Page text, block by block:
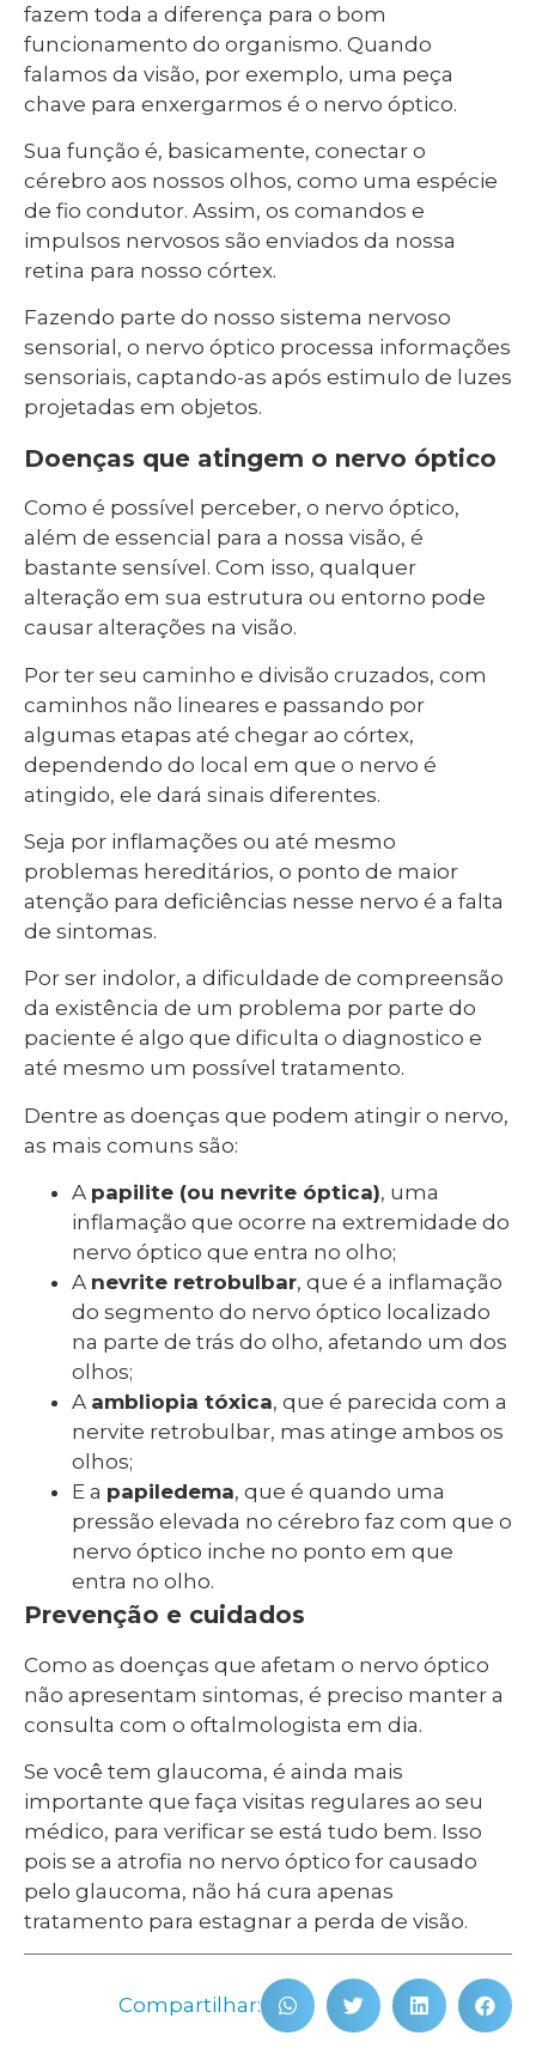
fazem toda a diferença para o bom
funcionamento do organismo. Quando
falamos da visão, por exemplo, uma peça
chave para enxergarmos é o nervo óptico.
Sua função é, basicamente, conectar o
cérebro aos nossos olhos, como uma espécie
de fio condutor. Assim, os comandos e
impulsos nervosos são enviados da nossa
retina para nosso córtex.
Fazendo parte do nosso sistema nervoso
sensorial, o nervo óptico processa informações
sensoriais, captando-as após estimulo de luzes
projetadas em objetos.
Doenças que atingem o nervo óptico
Como é possível perceber, o nervo óptico,
além de essencial para a nossa visão, é
bastante sensível. Com isso, qualquer
alteração em sua estrutura ou entorno pode
causar alterações na visão.
Por ter seu caminho e divisão cruzados, com
caminhos não lineares e passando por
algumas etapas até chegar ao córtex,
dependendo do local em que o nervo é
atingido, ele dará sinais diferentes.
Seja por inflamações ou até mesmo
problemas hereditários, o ponto de maior
atenção para deficiências nesse nervo é a falta
de sintomas.
Por ser indolor, a dificuldade de compreensão
da existência de um problema por parte do
paciente é algo que dificulta o diagnostico e
até mesmo um possível tratamento.
Dentre as doenças que podem atingir o nervo,
as mais comuns são:
A papilite (ou nevrite óptica), uma
inflamação que ocorre na extremidade do
nervo óptico que entra no olho;
A nevrite retrobulbar, que é a inflamação
do segmento do nervo óptico localizado
na parte de trás do olho, afetando um dos
olhos;
A ambliopia tóxica, que é parecida com a
nervite retrobulbar, mas atinge ambos os
olhos;
E a papiledema, que é quando uma
pressão elevada no cérebro faz com que o
nervo óptico inche no ponto em que
entra no olho.
Prevenção e cuidados
Como as doenças que afetam o nervo óptico
não apresentam sintomas, é preciso manter a
consulta com o oftalmologista em dia.
Se você tem glaucoma, é ainda mais
importante que faça visitas regulares ao seu
médico, para verificar se está tudo bem. Isso
pois se a atrofia no nervo óptico for causado
pelo glaucoma, não há cura apenas
tratamento para estagnar a perda de visão.
Compartilhar: